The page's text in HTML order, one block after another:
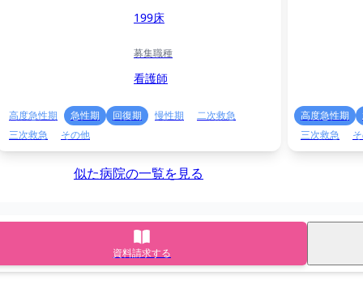
199床
募集職種
看護師
高度急性期 急性期 回復期 慢性期
二次救急
三次救急
その他
高度急性期
三次救急
似た病院の一覧を見る
資料請求する